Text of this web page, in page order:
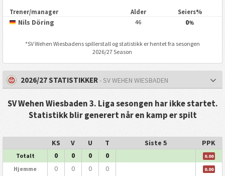
Trener/manager Alder Seiers%
Nils Döring 46 0%
*SV Wehen Wiesbadens spillerstall og statistikk er hentet fra sesongen
2026/27 Season
2026/27 STATISTIKKER- SV WEHEN WIESBADEN
SV Wehen Wiesbaden 3. Liga sesongen har ikke startet.
Statistikk blir generert når en kamp er spilt
KS V U T Siste 5 PPK
Totalt 0 0 0 0 0.00
Hjemme 0 0 0 0 0.00